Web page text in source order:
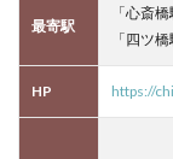
最寄駅
「心斎
「四ツ
HP https://